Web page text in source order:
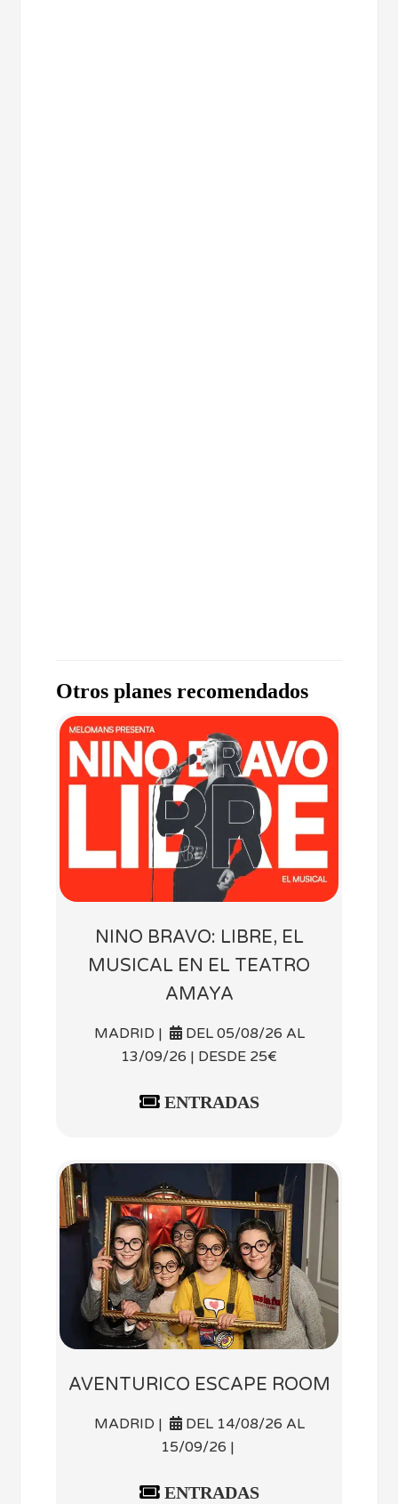
Otros planes recomendados
NINO BRAVO: LIBRE, EL
MUSICAL EN EL TEATRO
AMAYA
MADRID |
DEL 05/08/26 AL
13/09/26 | DESDE 25€
ENTRADAS
AVENTURICO ESCAPE ROOM
MADRID |
DEL 14/08/26 AL
15/09/26 |
ENTRADAS